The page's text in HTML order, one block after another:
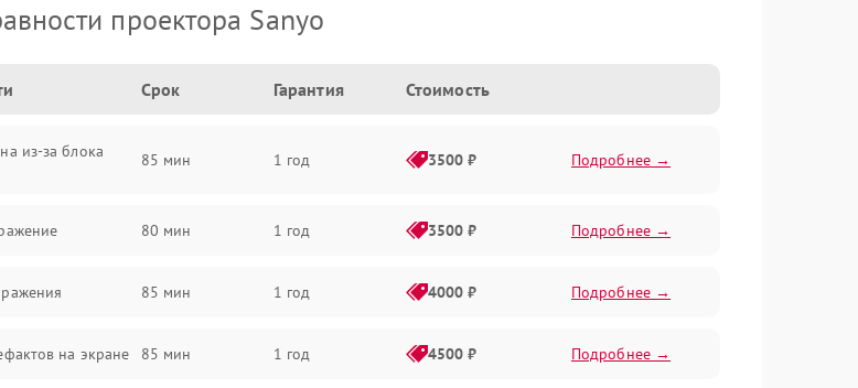
проектора Sanyo
Срок Гарантия Стоимость
из-за блока
85 мин 1 год 3500 ₽ Подробнее →
80 мин 1 год 3500 ₽ Подробнее →
85 мин 1 год 4000 ₽ Подробнее →
на экране 85 мин 1 год 4500 ₽ Подробнее →